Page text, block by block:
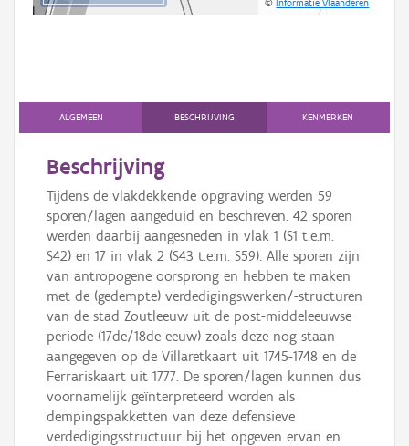
©Informatie Vlaanderen
ALGEMEEN BESCHRIJVING KENMERKEN
Beschrijving
Tijdens de vlakdekkende opgraving werden 59
sporen/lagen aangeduid en beschreven. 42 sporen
werden daarbij aangesneden in vlak 1 (S1 t.e.m.
S42) en 17 in vlak 2 (S43 t.e.m. S59). Alle sporen zijn
van antropogene oorsprong en hebben te maken
met de (gedempte) verdedigingswerken/-structuren
van de stad Zoutleeuw uit de post-middeleeuwse
periode (17de/18de eeuw) zoals deze nog staan
aangegeven op de Villaretkaart uit 1745-1748 en de
Ferrariskaart uit 1777. De sporen/lagen kunnen dus
voornamelijk geïnterpreteerd worden als
dempingspakketten van deze defensieve
verdedigingsstructuur bij het opgeven ervan en